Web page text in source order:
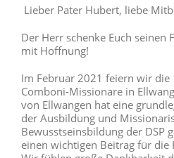
Lieber Pater Hubert, liebe
Der Herr schenke Euch seinen
mit Hoffnung!
Im Februar 2021 feiern wir die
Comboni-Missionare in
von Ellwangen hat eine
der Ausbildung und
Bewusstseinsbildung der DSP
einen wichtigen Beitrag für die